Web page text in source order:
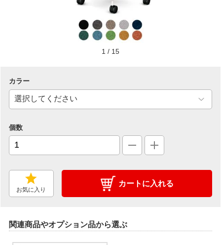
1 / 15
カラー
個数
お気に入り
カートに入れる
関連商品やオプション品から選ぶ